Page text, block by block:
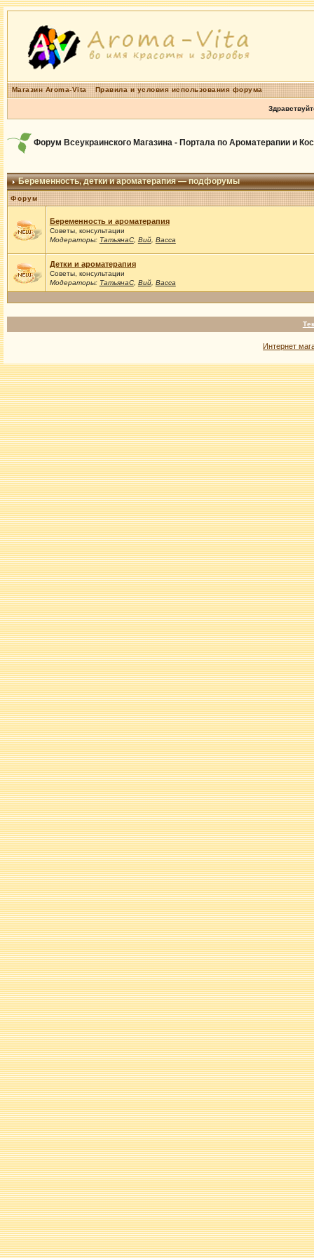
Магазин Aroma-Vita Правила и условия использования форума
Форум Всеукраинского Магазина - Портала по Ароматерапии и
Беременность, детки и ароматерапия — подфорумы
Форум
Беременность и ароматерапия
Советы, консультации
Модераторы: ТатьянаС, Вий, Васса
Детки и ароматерапия
Советы, консультации
Модераторы: ТатьянаС, Вий, Васса
Интернет